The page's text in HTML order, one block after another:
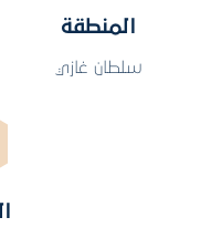
المنطقة
سلطان غازي